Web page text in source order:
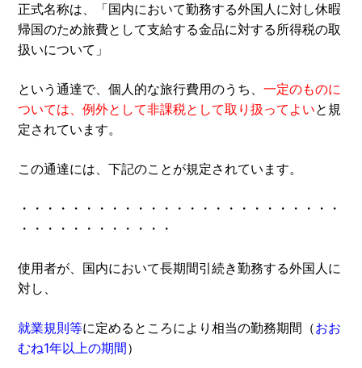
正式名称は、「国内において勤務する外国人に対し休暇
帰国のため旅費として支給する金品に対する所得税の取
扱いについて」
という通達で、個人的な旅行費用のうち、一定のものに
ついては、例外として非課税として取り扱ってよいと規
定されています。
この通達には、下記のことが規定されています。
・・・・・・・・・・・・・・・・・・・・・・・・・
・・・・・・・・・・・・
使用者が、国内において長期間引続き勤務する外国人に
対し、
就業規則等に定めるところにより相当の勤務期間（おお
むね1年以上の期間）